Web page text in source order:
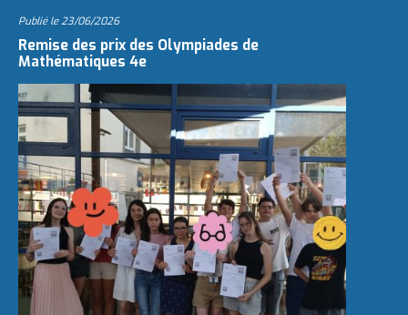
Publié le23/06/2026
Remise des prix des Olympiades de
Mathématiques 4e